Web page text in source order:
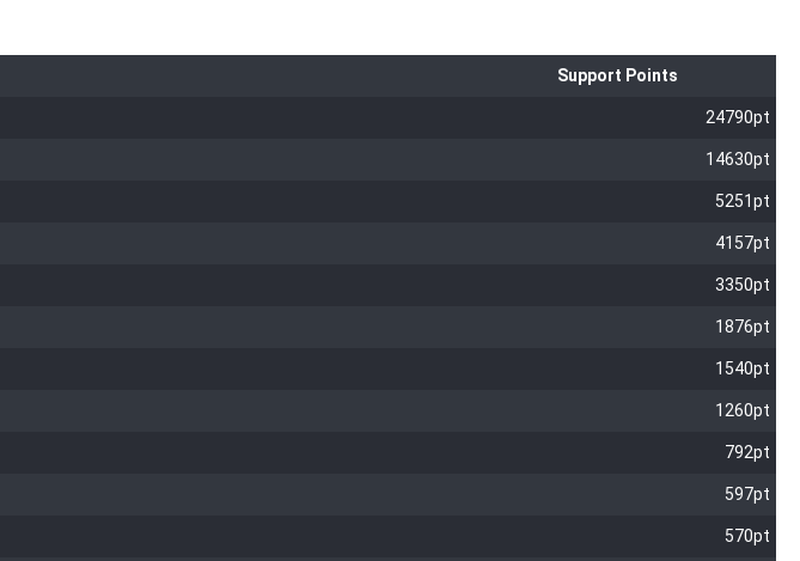
Support Points
24790pt
14630pt
5251pt
4157pt
3350pt
1876pt
1540pt
1260pt
792pt
597pt
570pt